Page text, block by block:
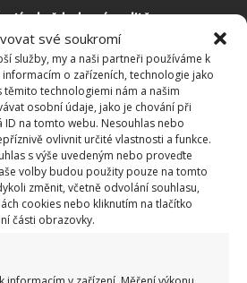
své soukromí
služby, my a naši partneři používáme k
o zařízeních, technologie jako
těmito technologiemi nám a našim
osobní údaje, jako je chování při
na tomto webu. Nesouhlas nebo
ovlivnit určité vlastnosti a funkce.
s výše uvedeným nebo proveďte
volby budou použity pouze na tomto
změnit, včetně odvolání souhlasu,
cookies nebo kliknutím na tlačítko
části obrazovky.
o každodenní realitě za
10 retro otázek ukáže, kdo má
o oblíbených autech v dobách
Tehdejší řidiči musí získat 10 z 10